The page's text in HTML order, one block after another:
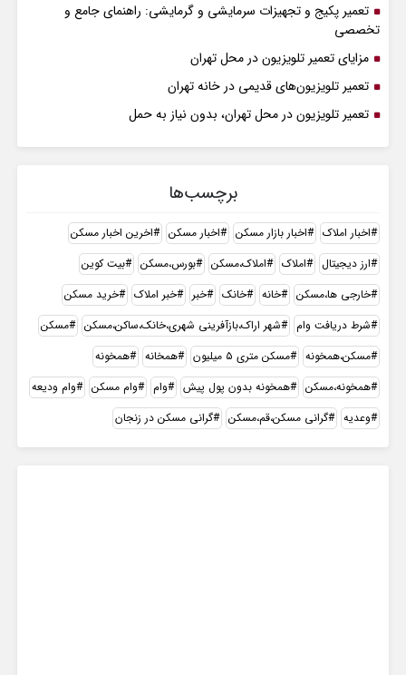
تعمیر پکیج و تجهیزات سرمایشی و گرمایشی: راهنمای جامع و
تخصصی
مزایای تعمیر تلویزیون در محل تهران
تعمیر تلویزیون‌های قدیمی در خانه تهران
تعمیر تلویزیون در محل تهران، بدون نیاز به حمل
برچسب‌ها
اخبار املاک اخبار بازار مسکن اخبار مسکن
اخرین اخبار مسکن
ارز دیجیتال
املاک املاک،مسکن بورس،مسکن
بیت کوین
خارجی ها،مسکن
خانه خانک خبر خبر املاک
خرید مسکن
شرط دریافت وام
شهر اراک،بازآفرینی شهری،خانک،ساکن،مسکن
مسکن
مسکن،همخونه
مسکن متری ۵ میلیون همخانه
همخونه
همخونه،مسکن
همخونه بدون پول پیش وام وام مسکن
وام ودیعه
وعدیه
گرانی مسکن،قم،مسکن گرانی مسکن در زنجان